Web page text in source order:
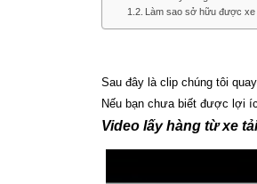
Làm sao sở hữu được xe
Sau đây là clip chúng tôi
Nếu bạn chưa biết được lợi
Video lấy hàng từ xe